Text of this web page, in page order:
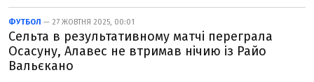
ФУТБОЛ — 27 ЖОВТНЯ 2025, 00:01
Сельта в результативному матчі переграла
Осасуну, Алавес не втримав нічию із Райо
Вальєкано